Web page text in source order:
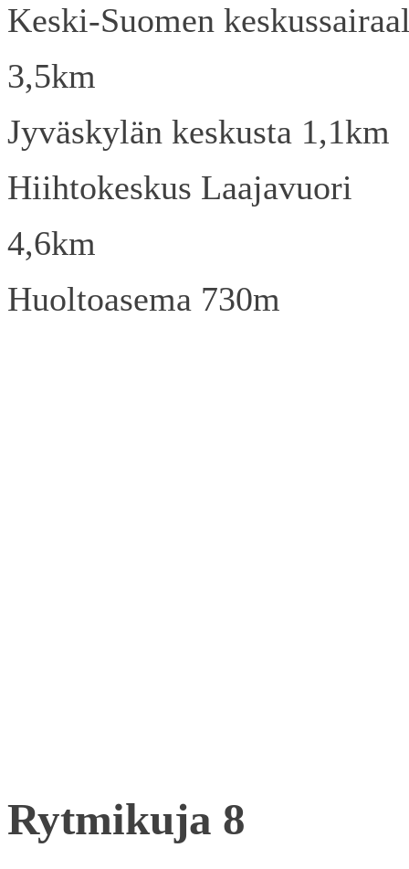
Keski-Suomen
3,5km
Jyväskylän keskusta 1,1km
Hiihtokeskus Laajavuori
4,6km
Huoltoasema 730m
Rytmikuja 8